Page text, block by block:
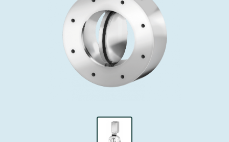
緊急遮断/ビームストッパーバルブ
真空オールメタルバルブ
真空トランスファーバルブ
真空トランスファードア